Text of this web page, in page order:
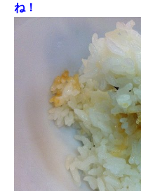
ね！